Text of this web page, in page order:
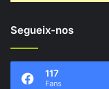
Segueix-nos
117
Fans